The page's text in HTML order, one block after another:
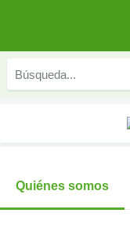
Quiénes somos